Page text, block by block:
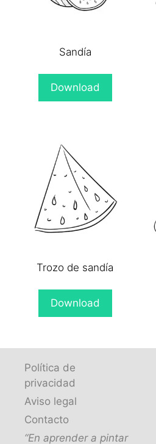
Sandía
Download
Trozo de sandía
Download
Política de
privacidad
Aviso legal
Contacto
“En aprender a pintar